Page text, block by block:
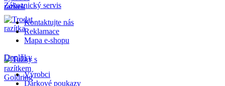
Zákaznický servis
Kontaktujte nás
Reklamace
Mapa e-shopu
Doplňky
Výrobci
Dárkové poukazy